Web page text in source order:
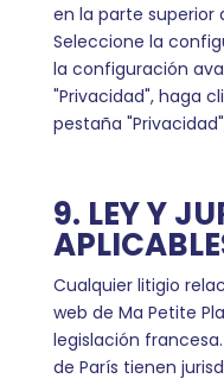
en la parte superior
Seleccione la
la configuración
"Privacidad", haga
pestaña
9. LEY Y
Cualquier litigio
web de Ma Petite
legislación
de París tienen